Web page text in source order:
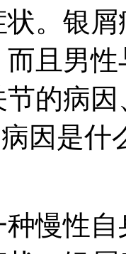
。银
且男
节的病
因是
慢性